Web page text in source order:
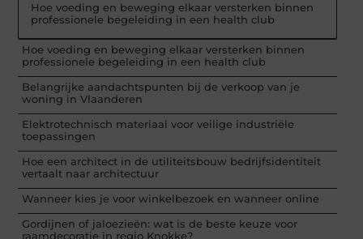
Hoe voeding en beweging elkaar versterken binnen
professionele begeleiding in een health club
Hoe voeding en beweging elkaar versterken binnen
professionele begeleiding in een health club
Belangrijke aandachtspunten bij de verkoop van je
woning in Vlaanderen
Elektrotechnisch materiaal voor veilige industriële
toepassingen
Hoe een architect in de utiliteitsbouw bedrijfsidentiteit
vertaalt naar architectuur
Wanneer kies je voor winkelbezoek en wanneer online
Gordijnen of jaloezieën: wat is de beste keuze voor
raamdecoratie in regio Knokke?